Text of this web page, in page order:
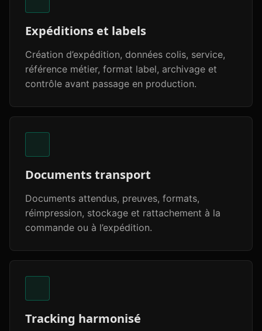
Expéditions et labels
Création d’expédition, données colis, service,
référence métier, format label, archivage et
contrôle avant passage en production.
Documents transport
Documents attendus, preuves, formats,
réimpression, stockage et rattachement à la
commande ou à l’expédition.
Tracking harmonisé